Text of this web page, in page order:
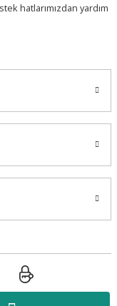
hatlarımızdan yardım
Powered by Vegasis